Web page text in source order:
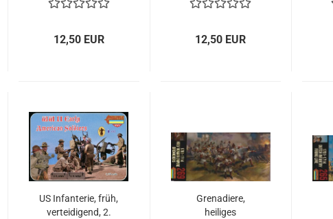
napoleonische
12,50 EUR 12,50 EUR
US Infanterie, früh,
verteidigend, 2.
Grenadiere,
heiliges